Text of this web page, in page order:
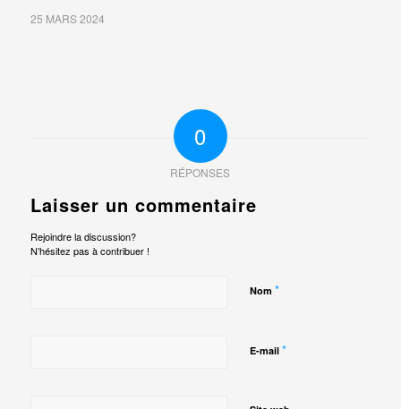
25 MARS 2024
0
RÉPONSES
Laisser un commentaire
Rejoindre la discussion?
N’hésitez pas à contribuer !
Nom *
E-mail *